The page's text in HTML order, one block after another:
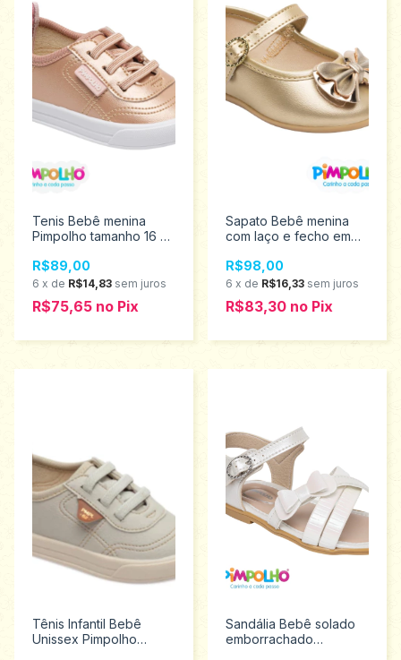
Tenis Bebê menina
Pimpolho tamanho 16 ao
R$89,00
6 x de R$14,83 sem juros
R$75,65 no Pix
Sapato Bebê menina
com laço e fecho em
Tamanhos 16 ao 21
0120653
R$98,00
6 x de R$16,33 sem juros
R$83,30 no Pix
Tênis Infantil Bebê
Unissex Pimpolho
Sandália Bebê solado
emborrachado